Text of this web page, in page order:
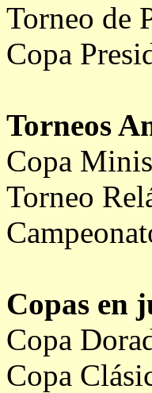
Torneo de
Copa
Torneos
Copa
Torneo
Copas en
Copa
Copa